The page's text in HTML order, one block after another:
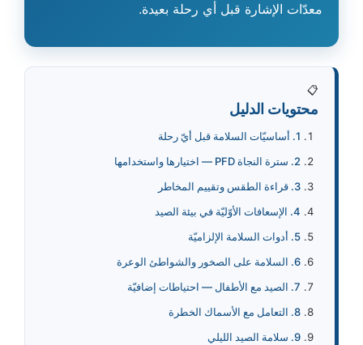
معدّات الإشارة قبل أي رحلة بعيدة.
📋
محتويات الدليل
1. أساسيّات السلامة قبل أيّ رحلة
2. سترة النجاة PFD — اختيارها واستخدامها
3. قراءة الطقس وتقييم المخاطر
4. الإسعافات الأوّليّة في بيئة الصيد
5. أدوات السلامة الإلزاميّة
6. السلامة على الصخور والشواطئ الوعرة
7. الصيد مع الأطفال — احتياطات إضافيّة
8. التعامل مع الأسماك الخطرة
9. سلامة الصيد الليلي